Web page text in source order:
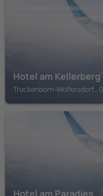
TROCKENBORN-WOLFERSDORF,
Hotel am Kellerberg
Trockenborn-Wolfersdorf,,
Hotel am Paradies